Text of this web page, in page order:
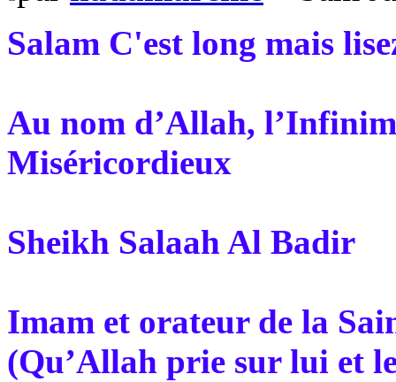
Salam C'est long mais
Au nom d’Allah,
Miséricordieux
Sheikh Salaah Al Badir
Imam et orateur de la
(Qu’Allah prie sur lui et